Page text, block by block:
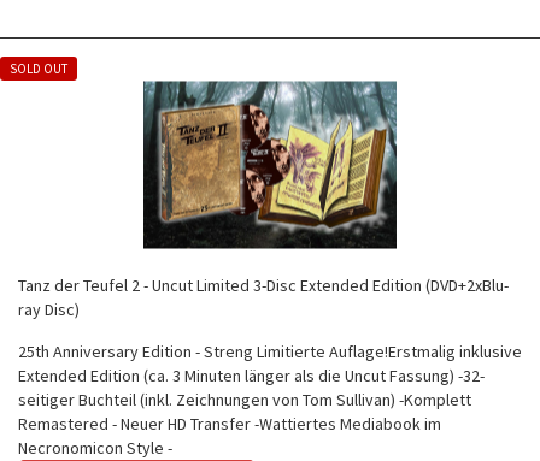
SOLD OUT
Tanz der Teufel 2 - Uncut Limited 3-Disc Extended Edition (DVD+2xBlu-
ray Disc)
25th Anniversary Edition - Streng Limitierte Auflage!Erstmalig inklusive
Extended Edition (ca. 3 Minuten länger als die Uncut Fassung) -32-
seitiger Buchteil (inkl. Zeichnungen von Tom Sullivan) -Komplett
Remastered - Neuer HD Transfer -Wattiertes Mediabook im
Necronomicon Style -